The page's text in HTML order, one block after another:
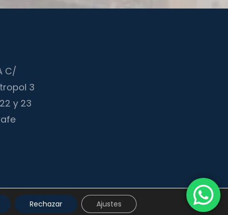
C/
3
y 23
y utilización, total o parcial, de los contenidos de esta web,
Rechazar Ajustes